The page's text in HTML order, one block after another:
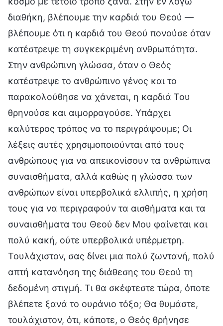
διαθήκη, βλέπουμε την καρδιά του Θεού —
βλέπουμε ότι η καρδιά του Θεού πονούσε όταν
κατέστρεψε τη συγκεκριμένη ανθρωπότητα.
Στην ανθρώπινη γλώσσα, όταν ο Θεός
κατέστρεψε το ανθρώπινο γένος και το
παρακολούθησε να χάνεται, η καρδιά Του
θρηνούσε και αιμορραγούσε. Υπάρχει
καλύτερος τρόπος να το περιγράψουμε; Οι
λέξεις αυτές χρησιμοποιούνται από τους
ανθρώπους για να απεικονίσουν τα ανθρώπινα
συναισθήματα, αλλά καθώς η γλώσσα των
ανθρώπων είναι υπερβολικά ελλιπής, η χρήση
τους για να περιγραφούν τα αισθήματα και τα
συναισθήματα του Θεού δεν Μου φαίνεται και
πολύ κακή, ούτε υπερβολικά υπέρμετρη.
Τουλάχιστον, σας δίνει μια πολύ ζωντανή, πολύ
απτή κατανόηση της διάθεσης του Θεού τη
δεδομένη στιγμή. Τι θα σκέφτεστε τώρα, όποτε
βλέπετε ξανά το ουράνιο τόξο; Θα θυμάστε,
τουλάχιστον, ότι, κάποτε, ο Θεός θρήνησε